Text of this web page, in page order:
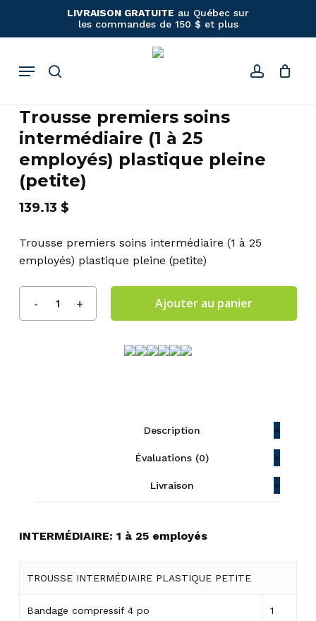
LIVRAISON GRATUITE au Québec sur
les commandes de 150 $ et plus
account
Menu
Close
Trousse premiers soins
intermédiaire (1 à 25
employés) plastique pleine
(petite)
139.13 $
Trousse premiers soins intermédiaire (1 à 25
employés) plastique pleine (petite)
Ajouter au panier
Description
Évaluations (0)
Livraison
INTERMÉDIAIRE: 1 à 25 employés
TROUSSE INTERMÉDIAIRE PLASTIQUE PETITE
Bandage compressif 4 po 1